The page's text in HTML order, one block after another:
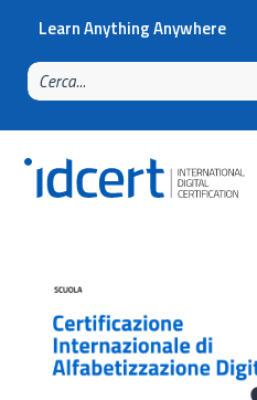
Learn Anything Anywhere